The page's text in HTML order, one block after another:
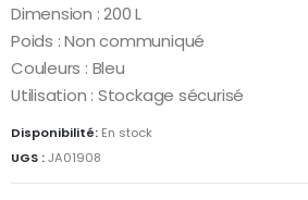
Dimension : 200 L
Poids : Non communiqué
Couleurs : Bleu
Utilisation : Stockage sécurisé
Disponibilité: En stock
UGS :JA01908